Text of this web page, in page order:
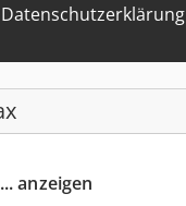
Datenschutzerklärung
anzeigen